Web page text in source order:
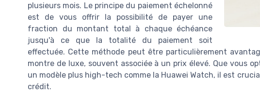
plusieurs mois. Le principe du paiement échelonné
est de vous offrir la possibilité de payer une
fraction du montant total à chaque échéance
jusqu'à ce que la totalité du paiement soit
effectuée. Cette méthode peut être particulièrement
montre de luxe, souvent associée à un prix élevé. Que vous
un modèle plus high-tech comme la Huawei Watch, il est
crédit.